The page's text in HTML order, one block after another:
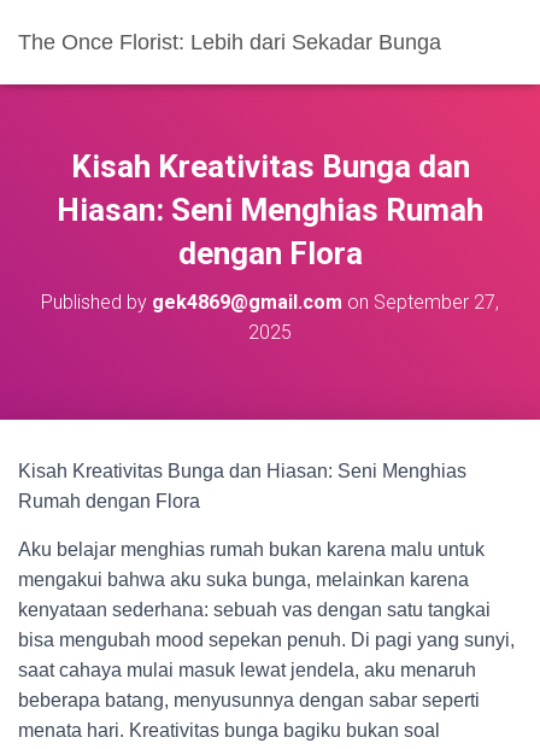
The Once Florist: Lebih dari Sekadar Bunga
Kisah Kreativitas Bunga dan
Hiasan: Seni Menghias Rumah
dengan Flora
Published by gek4869@gmail.com on September 27,
2025
Kisah Kreativitas Bunga dan Hiasan: Seni Menghias
Rumah dengan Flora
Aku belajar menghias rumah bukan karena malu untuk
mengakui bahwa aku suka bunga, melainkan karena
kenyataan sederhana: sebuah vas dengan satu tangkai
bisa mengubah mood sepekan penuh. Di pagi yang sunyi,
saat cahaya mulai masuk lewat jendela, aku menaruh
beberapa batang, menyusunnya dengan sabar seperti
menata hari. Kreativitas bunga bagiku bukan soal